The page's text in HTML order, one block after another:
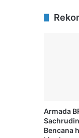
Armada
Bencana